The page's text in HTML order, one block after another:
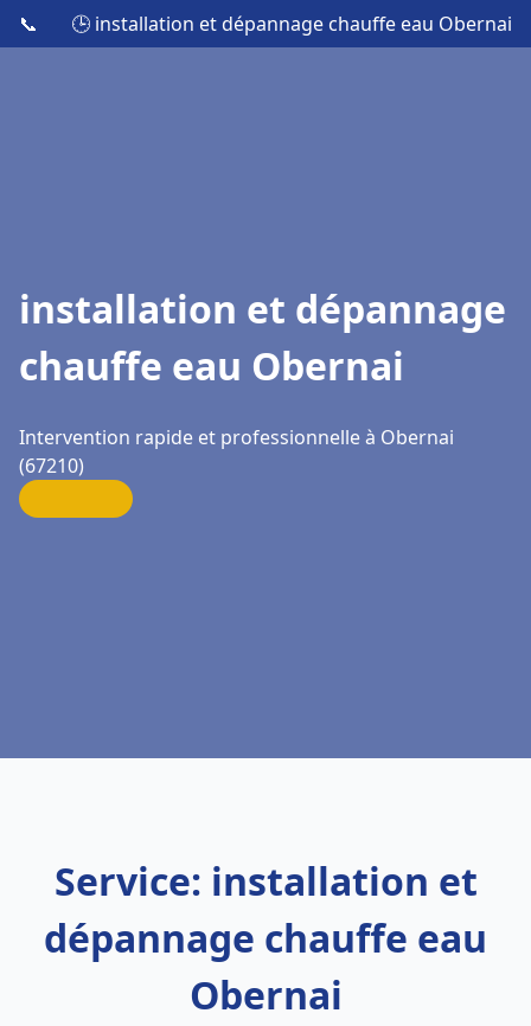
📞 🕒 installation et dépannage chauffe eau Obernai
installation et dépannage
chauffe eau Obernai
Intervention rapide et professionnelle à Obernai
(67210)
Service: installation et
dépannage chauffe eau
Obernai